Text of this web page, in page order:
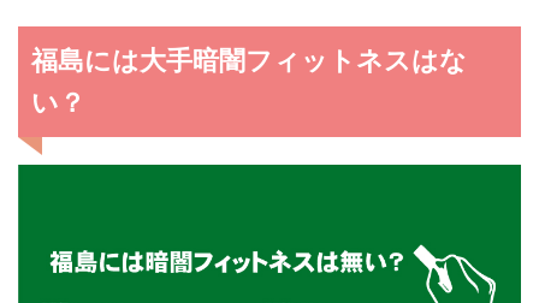
福島には大手暗闇フィットネスはな
い？